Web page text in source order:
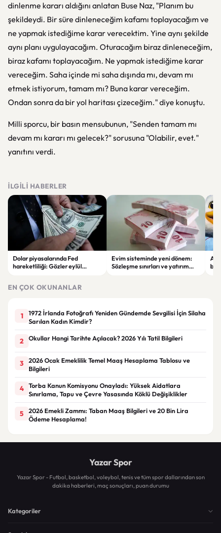
dinlenme kararı aldığını anlatan Buse Naz, "Planım bu
şekildeydi. Bir süre dinleneceğim kafamı toplayacağım ve
ne yapmak istediğime karar verecektim. Yine aynı şekilde
aynı planı uygulayacağım. Oturacağım biraz dinleneceğim,
biraz kafamı toplayacağım. Ne yapmak istediğime karar
vereceğim. Saha içinde mi saha dışında mı, devam mı
etmek istiyorum, tamam mı? Buna karar vereceğim.
Ondan sonra da bir yol haritası çizeceğim." diye konuştu.
Milli sporcu, bir basın mensubunun, "Senden tamam mı
devam mı kararı mı gelecek?" sorusuna "Olabilir, evet."
yanıtını verdi.
İLGILI HABERLER
Dolar piyasalarında Fed
hareketliliği: Gözler eylül
Evim sisteminde yeni dönem:
Sözleşme sınırları ve yatırım
EN ÇOK OKUNANLAR
1
1972 İrlanda Fotoğrafı Yeniden Gündemde Sevgilisi İçin Silaha
Sarılan Kadın Kimdir?
2 Okullar Hangi Tarihte Açılacak? 2026 Yılı Tatil Bilgileri
3
2026 Ocak Emeklilik Temel Maaş Hesaplama Tablosu ve
Bilgileri
4
Torba Kanun Komisyonu Onayladı: Yüksek Aidatlara
Sınırlama, Tapu ve Çevre Yasasında Köklü Değişiklikler
5
2026 Emekli Zammı: Taban Maaş Bilgileri ve 20 Bin Lira
Ödeme Hesaplama!
Yazar Spor
Yazar Spor - Futbol, basketbol, voleybol, tenis ve tüm spor dallarından son
dakika haberleri, maç sonuçları, puan durumu
Kategoriler